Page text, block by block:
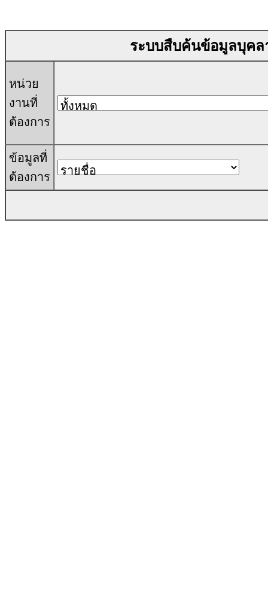
ระบบสืบค้นข้อมูลบุค
หน่วย
งานที่
ต้องการ
ข้อมูลที่
ต้องการ